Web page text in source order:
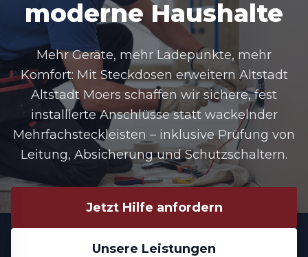
moderne Haushalte
Mehr Geräte, mehr Ladepunkte, mehr
Komfort: Mit Steckdosen erweitern Altstadt
Altstadt Moers schaffen wir sichere, fest
installierte Anschlüsse statt wackelnder
Mehrfachsteckleisten – inklusive Prüfung von
Leitung, Absicherung und Schutzschaltern.
Jetzt Hilfe anfordern
Unsere Leistungen